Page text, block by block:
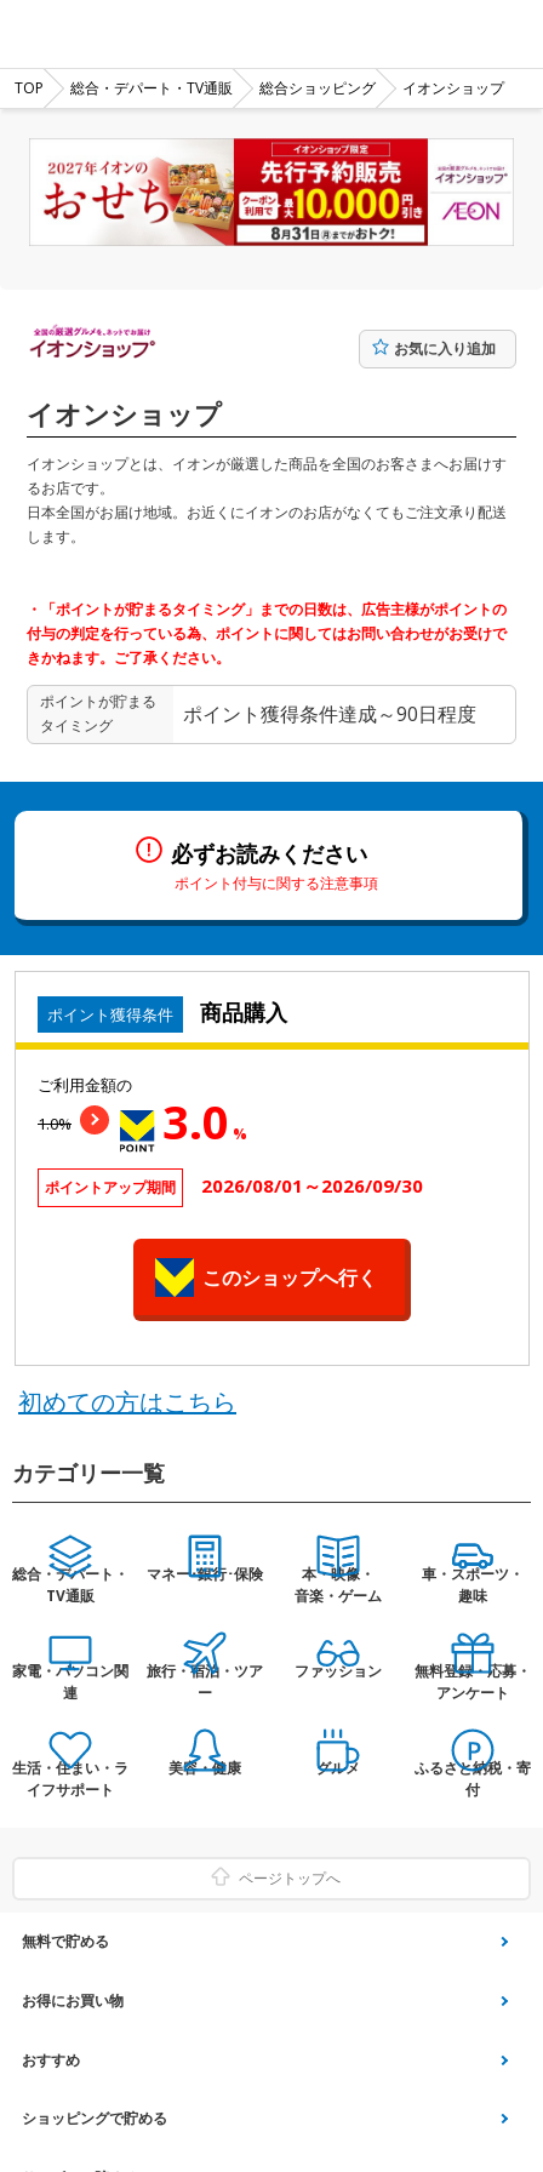
TOP 総合・デパート・TV通販 総合ショッピング イオンショップ
お気に入り追加
イオンショップ
イオンショップとは、イオンが厳選した商品を全国のお客さまへお届けす
るお店です。
日本全国がお届け地域。お近くにイオンのお店がなくてもご注文承り配送
します。
・「ポイントが貯まるタイミング」までの日数は、広告主様がポイントの
付与の判定を行っている為、ポイントに関してはお問い合わせがお受けで
きかねます。ご了承ください。
ポイントが貯まる
タイミング
ポイント獲得条件達成～90日程度
必ずお読みください
ポイント付与に関する注意事項
ポイント獲得条件 商品購入
ご利用金額の
1.0%
3.0 %
ポイントアップ期間 2026/08/01～2026/09/30
このショップへ行く
初めての方はこちら
カテゴリー一覧
総合・デパート・
TV通販
マネー･銀行･保険
本・映像・
音楽・ゲーム
車・スポーツ・
趣味
家電・パソコン関
連
旅行・宿泊・ツア
ー
ファッション
無料登録・応募・
アンケート
生活・住まい・ラ
イフサポート
美容・健康 グルメ
ふるさと納税・寄
付
ページトップへ
無料で貯める
ゲーム
Vアンケート
アプリ利用
お得にお買い物
Yahoo!ショッピング
Vサンプル
おすすめ
Vくじ
ショッピングで貯める